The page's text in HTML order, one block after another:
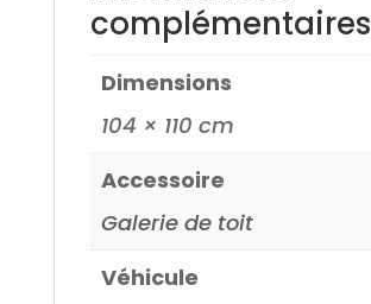
complémentaires
Dimensions
104 × 110 cm
Accessoire
Galerie de toit
Véhicule